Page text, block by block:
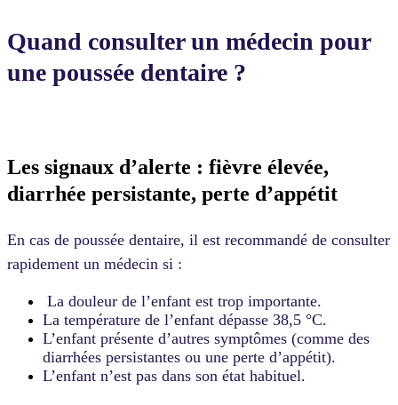
Quand consulter un médecin pour
une poussée dentaire ?
Les signaux d’alerte : fièvre élevée,
diarrhée persistante, perte d’appétit
En cas de poussée dentaire, il est recommandé de consulter
rapidement un médecin si :
La douleur de l’enfant est trop importante.
La température de l’enfant dépasse 38,5 °C.
L’enfant présente d’autres symptômes (comme des
diarrhées persistantes ou une perte d’appétit).
L’enfant n’est pas dans son état habituel.